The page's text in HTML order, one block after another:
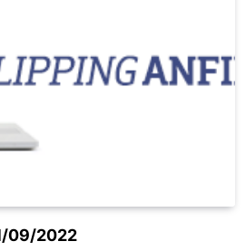
09/2022